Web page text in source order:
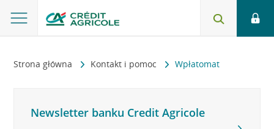
Strona główna Kontakt i pomoc Wpłatomat
Newsletter banku Credit Agricole